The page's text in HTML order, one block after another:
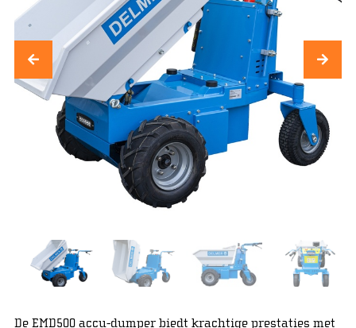
De EMD500 accu-dumper biedt krachtige prestaties met